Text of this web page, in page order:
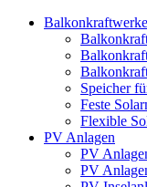
Balkonkraftwerke
Speicher
Feste
Flexible
PV Anlagen
PV
PV